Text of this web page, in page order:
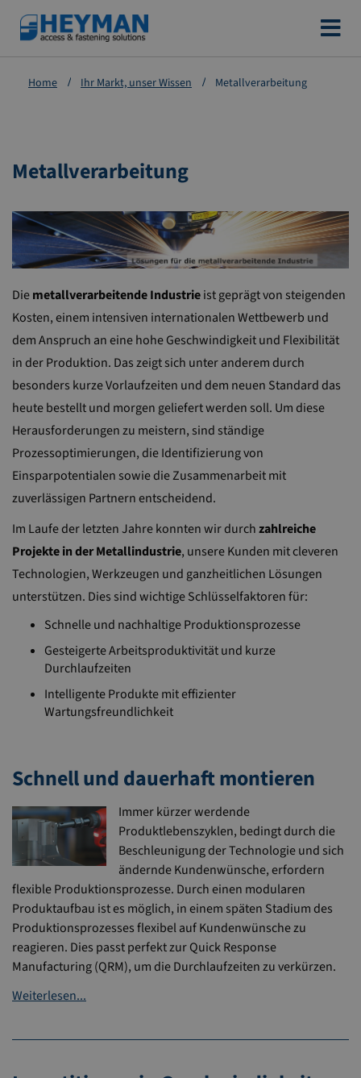
Zum
Inhalt
Home Ihr Markt, unser Wissen Metallverarbeitung
Metallverarbeitung
Diemetallverarbeitende Industrieist geprägt von steigenden
Kosten, einem intensiven internationalen Wettbewerb und
dem Anspruch an eine hohe Geschwindigkeit und Flexibilität
in der Produktion. Das zeigt sich unter anderem durch
besonders kurze Vorlaufzeiten und dem neuen Standard das
heute bestellt und morgen geliefert werden soll. Um diese
Herausforderungen zu meistern, sind ständige
Prozessoptimierungen, die Identifizierung von
Einsparpotentialen sowie die Zusammenarbeit mit
zuverlässigen Partnern entscheidend.
Im Laufe der letzten Jahre konnten wir durchzahlreiche
Projekte in der Metallindustrie, unsere Kunden mit cleveren
Technologien, Werkzeugen und ganzheitlichen Lösungen
unterstützen. Dies sind wichtige Schlüsselfaktoren für:
Schnelle und nachhaltige Produktionsprozesse
Gesteigerte Arbeitsproduktivität und kurze
Durchlaufzeiten
Intelligente Produkte mit effizienter
Wartungsfreundlichkeit
Schnell und dauerhaft montieren
Immer kürzer werdende
Produktlebenszyklen, bedingt durch die
Beschleunigung der Technologie und sich
ändernde Kundenwünsche, erfordern
flexible Produktionsprozesse. Durch einen modularen
Produktaufbau ist es möglich, in einem späten Stadium des
Produktionsprozesses flexibel auf Kundenwünsche zu
reagieren. Dies passt perfekt zur Quick Response
Manufacturing (QRM), um die Durchlaufzeiten zu verkürzen.
Weiterlesen...